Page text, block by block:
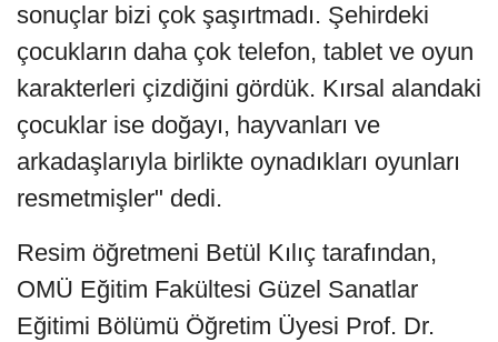
sonuçlar bizi çok şaşırtmadı. Şehirdeki
çocukların daha çok telefon, tablet ve oyun
karakterleri çizdiğini gördük. Kırsal alandaki
çocuklar ise doğayı, hayvanları ve
arkadaşlarıyla birlikte oynadıkları oyunları
resmetmişler" dedi.
Resim öğretmeni Betül Kılıç tarafından,
OMÜ Eğitim Fakültesi Güzel Sanatlar
Eğitimi Bölümü Öğretim Üyesi Prof. Dr.